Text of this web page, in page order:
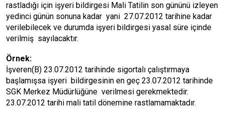
rastladığı için işyeri bildirgesi Mali Tatilin son gününü izleyen
yedinci günün sonuna kadar yani 27.07.2012 tarihine kadar
verilebilecek ve durumda işyeri bildirgesi yasal süre içinde
verilmiş sayılacaktır.
Örnek:
İşveren(B) 23.07.2012 tarihinde sigortalı çalıştırmaya
başlamışsa işyeri bildirgesinin en geç 23.07.2012 tarihinde
SGK Merkez Müdürlüğüne verilmesi gerekmektedir.
23.07.2012 tarihi mali tatil dönemine rastlamamaktadır.